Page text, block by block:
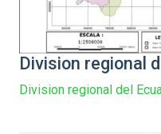
Division regional
Division regional del